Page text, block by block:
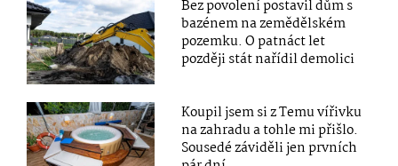
Bez povolení postavil dům s
bazénem na zemědělském
pozemku. O patnáct let
později stát nařídil demolici
Koupil jsem si z Temu vířivku
na zahradu a tohle mi přišlo.
Sousedé záviděli jen prvních